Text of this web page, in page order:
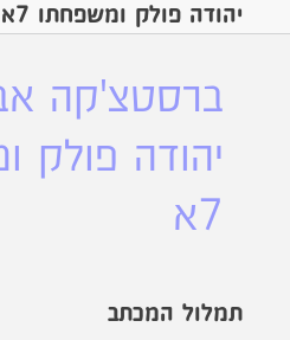
יהודה פולק ומשפחתו 7א
ברסטצ'קה
יהודה פולק
7א
תמלול המכתב